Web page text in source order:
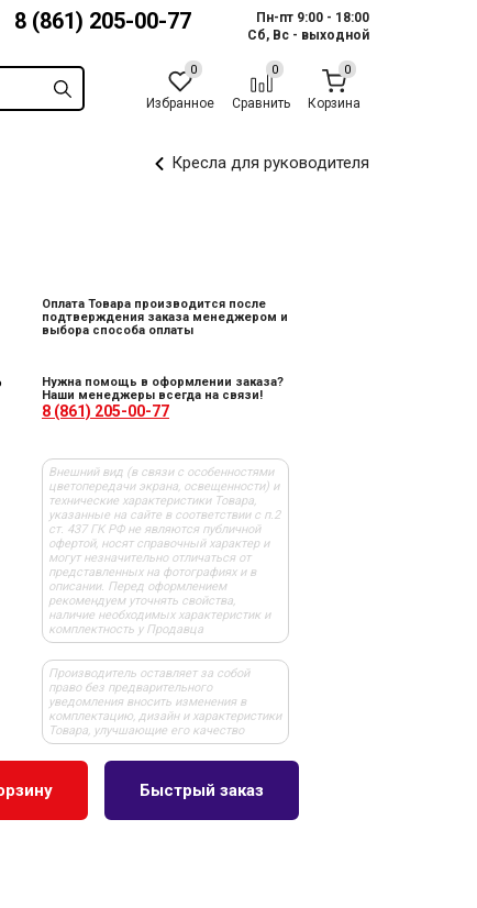
8 (861) 205-00-77
Пн-пт 9:00 - 18:00
Сб, Вс - выходной
Избранное Сравнить Корзина
Кресла для руководителя
Оплата Товара производится после
подтверждения заказа менеджером и
выбора способа оплаты
Нужна помощь в оформлении заказа?
Наши менеджеры всегда на связи!
8 (861) 205-00-77
Внешний вид (в связи с особенностями
цветопередачи экрана, освещенности) и
технические характеристики Товара,
указанные на сайте в соответствии с п.2
ст. 437 ГК РФ не являются публичной
офертой, носят справочный характер и
могут незначительно отличаться от
представленных на фотографиях и в
описании. Перед оформлением
рекомендуем уточнять свойства,
наличие необходимых характеристик и
комплектность у Продавца
Производитель оставляет за собой
право без предварительного
уведомления вносить изменения в
комплектацию, дизайн и характеристики
Товара, улучшающие его качество
Быстрый заказ